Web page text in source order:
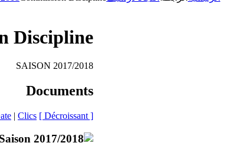
Discipline
SAISON 2017/2018
Documents
| Clics [ Décroissant ]